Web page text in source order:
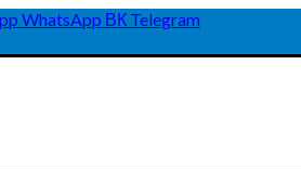
WhatsApp ВК Telegram